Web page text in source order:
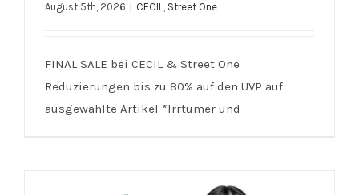
CECIL/Street One | FINAL SALE bis
zu 80%
August 5th, 2026 CECIL, Street One
FINAL SALE bei CECIL & Street One
Reduzierungen bis zu 80% auf den UVP auf
ausgewählte Artikel *Irrtümer und